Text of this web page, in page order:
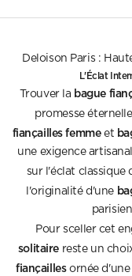
Deloison Paris :
L'Éclat
Trouver la bague
promesse
fiançailles femmeet
une exigence
sur l'éclat classique
l'originalité d'une
Pour sceller cet
solitaire reste un
fiançaillesornée d'une